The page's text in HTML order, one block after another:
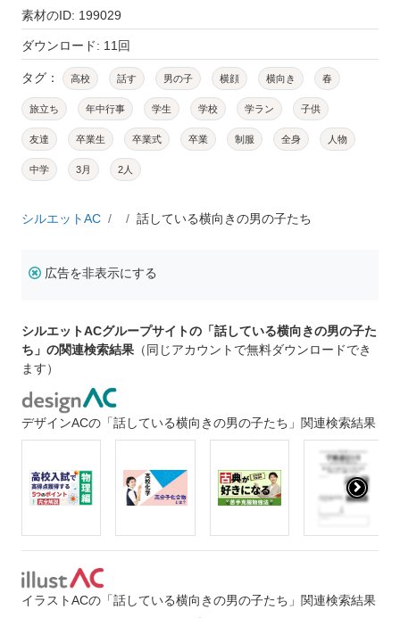
素材のID: 199029
ダウンロード: 11回
タグ： 高校 話す 男の子 横顔 横向き 春
旅立ち 年中行事 学生 学校 学ラン 子供
友達 卒業生 卒業式 卒業 制服 全身 人物
中学 3月 2人
シルエットAC 話している横向きの男の子たち
広告を非表示にする
シルエットACグループサイトの「話している横向きの男の子た
ち」の関連検索結果 （同じアカウントで無料ダウンロードでき
ます）
デザインACの「話している横向きの男の子たち」関連検索結果
イラストACの「話している横向きの男の子たち」関連検索結果